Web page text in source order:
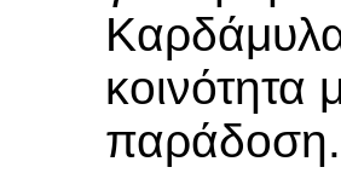
κοινότητα